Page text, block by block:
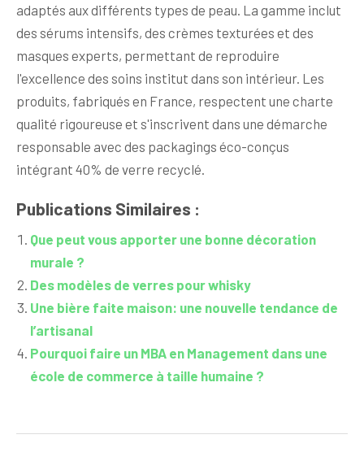
adaptés aux différents types de peau. La gamme inclut
des sérums intensifs, des crèmes texturées et des
masques experts, permettant de reproduire
l'excellence des soins institut dans son intérieur. Les
produits, fabriqués en France, respectent une charte
qualité rigoureuse et s'inscrivent dans une démarche
responsable avec des packagings éco-conçus
intégrant 40% de verre recyclé.
Publications Similaires :
Que peut vous apporter une bonne décoration
murale ?
Des modèles de verres pour whisky
Une bière faite maison: une nouvelle tendance de
l’artisanal
Pourquoi faire un MBA en Management dans une
école de commerce à taille humaine ?